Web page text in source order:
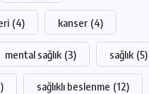
(4) kanser (4)
mental sağlık (3) sağlık (5)
sağlıklı beslenme (12)